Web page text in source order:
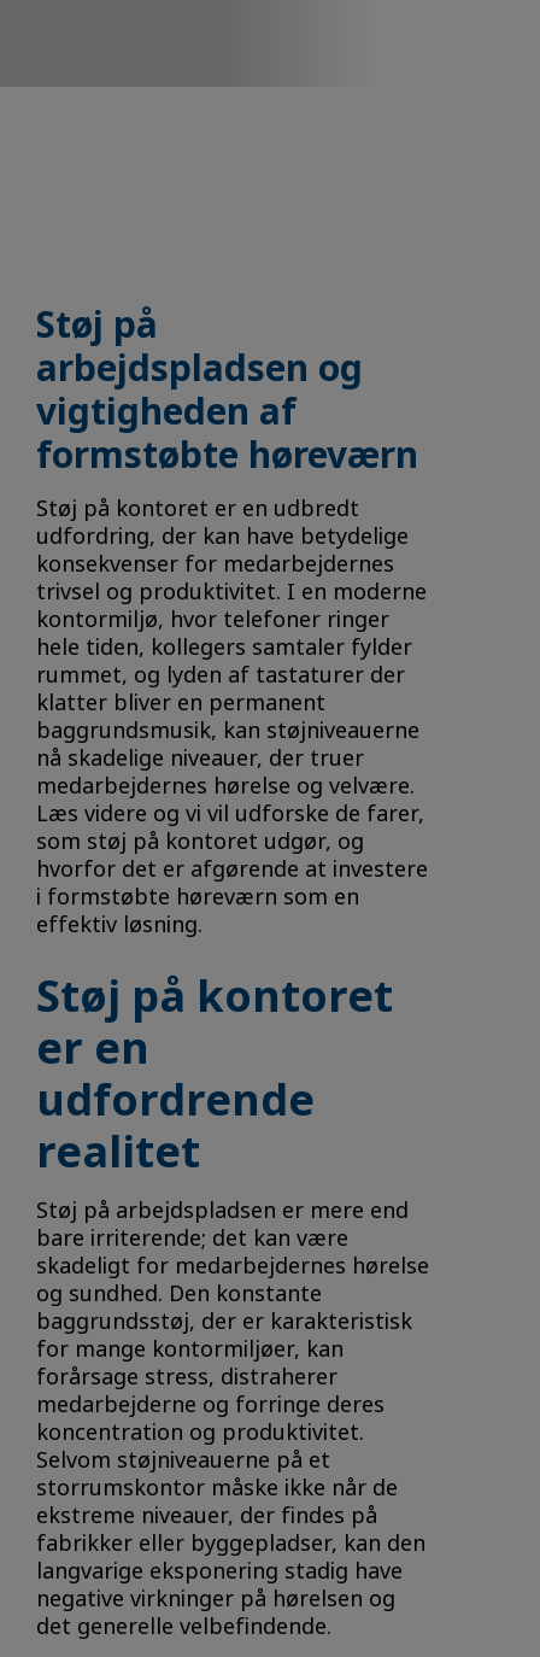
Støj på
arbejdspladsen og
vigtigheden af
formstøbte høreværn
Støj på kontoret er en udbredt
udfordring, der kan have betydelige
konsekvenser for medarbejdernes
trivsel og produktivitet. I en moderne
kontormiljø, hvor telefoner ringer
hele tiden, kollegers samtaler fylder
rummet, og lyden af tastaturer der
klatter bliver en permanent
baggrundsmusik, kan støjniveauerne
nå skadelige niveauer, der truer
medarbejdernes hørelse og velvære.
Læs videre og vi vil udforske de farer,
som støj på kontoret udgør, og
hvorfor det er afgørende at investere
i formstøbte høreværn som en
effektiv løsning.
Støj på kontoret
er en
udfordrende
realitet
Støj på arbejdspladsen er mere end
bare irriterende; det kan være
skadeligt for medarbejdernes hørelse
og sundhed. Den konstante
baggrundsstøj, der er karakteristisk
for mange kontormiljøer, kan
forårsage stress, distraherer
medarbejderne og forringe deres
koncentration og produktivitet.
Selvom støjniveauerne på et
storrumskontor måske ikke når de
ekstreme niveauer, der findes på
fabrikker eller byggepladser, kan den
langvarige eksponering stadig have
negative virkninger på hørelsen og
det generelle velbefindende.